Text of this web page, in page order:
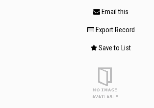
Email this
Export Record
Save to List